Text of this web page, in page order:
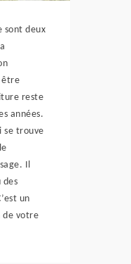
sont deux
être
reste
années.
se trouve
Il
des
un
de votre